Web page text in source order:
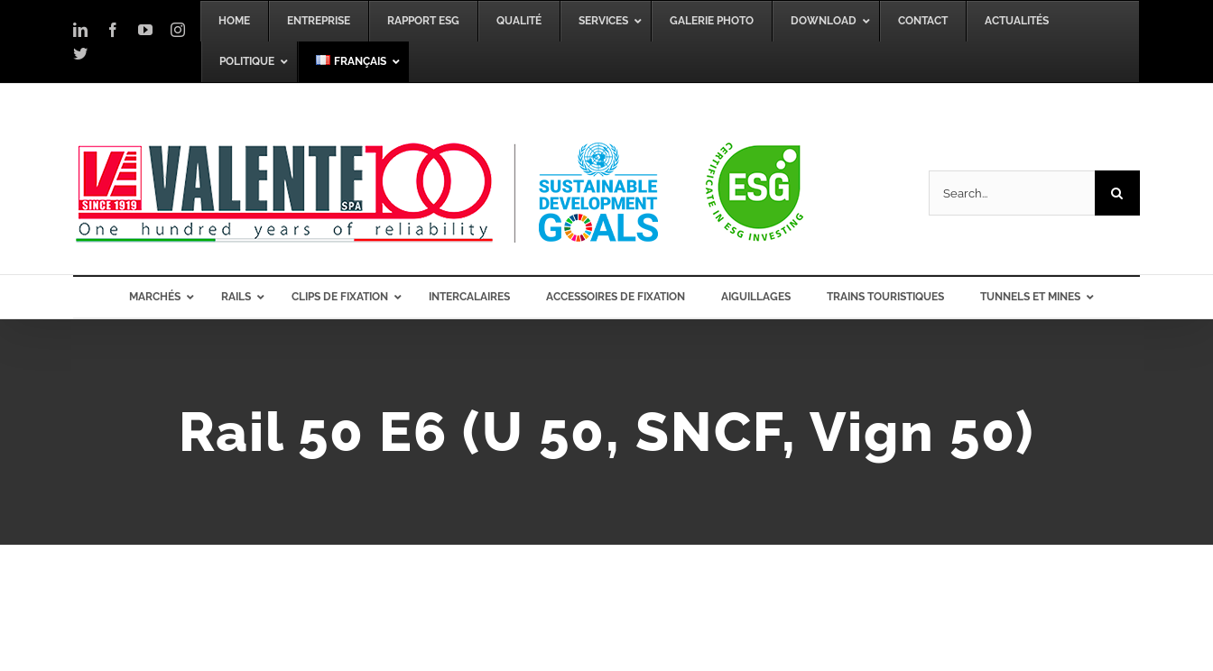
LinkedInFacebookYouTubeInstagram
Twitter
HOME ENTREPRISE RAPPORT ESG QUALITÉ SERVICES GALERIE PHOTO DOWNLOAD CONTACT ACTUALITÉS
POLITIQUE FRANÇAIS
for:
MARCHÉS RAILS CLIPS DE FIXATION INTERCALAIRES ACCESSOIRES DE FIXATION AIGUILLAGES TRAINS TOURISTIQUES TUNNELS ET MINES
Rail 50 E6 (U 50, SNCF, Vign 50)